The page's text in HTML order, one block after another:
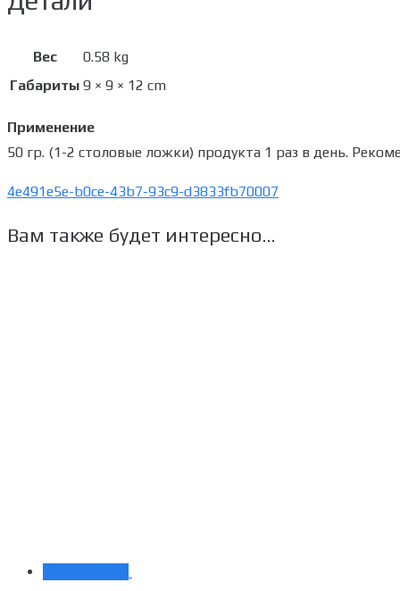
Вес
0.58 kg
Габариты 9 × 9 × 12 cm
Применение
50 гр. (1-2 столовые ложки) продукта 1 раз в день.
4e491e5e-b0ce-43b7-93c9-d3833fb70007
Вам также будет интересно…